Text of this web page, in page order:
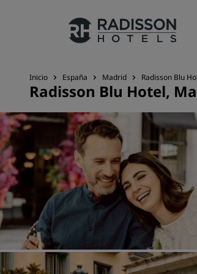
Nuestras marcas
Marcas de Radisson Hotels
Inicio España Madrid Radisson Blu
Radisson Blu Hotel,